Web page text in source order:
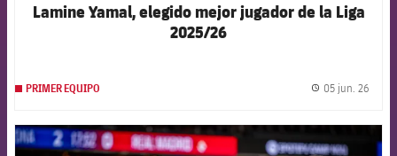
Lamine Yamal, elegido mejor jugador de la Liga
2025/26
PRIMER EQUIPO 05 jun. 26
FCB Barcelona badge